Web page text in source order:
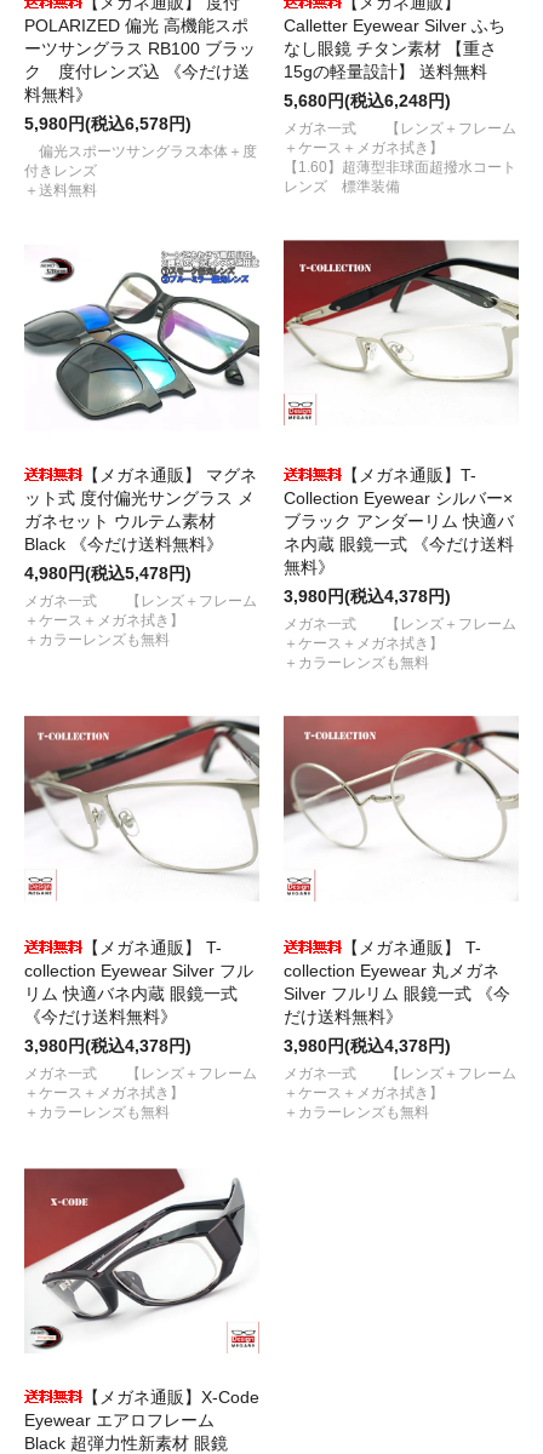
POLARIZED 偏光 高機能スポ
ーツサングラス RB100 ブラッ
ク 度付レンズ込 《今だけ送
料無料》
5,980円(税込6,578円)
偏光スポーツサングラス本体＋度
付きレンズ
＋送料無料
Calletter Eyewear Silver ふち
なし眼鏡 チタン素材 【重さ
15gの軽量設計】 送料無料
5,680円(税込6,248円)
メガネ一式 【レンズ＋フレーム
＋ケース＋メガネ拭き】
【1.60】超薄型非球面超撥水コート
レンズ 標準装備
【メガネ通販】 マグネ
ット式 度付偏光サングラス メ
ガネセット ウルテム素材
Black 《今だけ送料無料》
4,980円(税込5,478円)
メガネ一式 【レンズ＋フレーム
＋ケース＋メガネ拭き】
＋カラーレンズも無料
【メガネ通販】T-
Collection Eyewear シルバー×
ブラック アンダーリム 快適バ
ネ内蔵 眼鏡一式 《今だけ送料
無料》
3,980円(税込4,378円)
メガネ一式 【レンズ＋フレーム
＋ケース＋メガネ拭き】
＋カラーレンズも無料
【メガネ通販】 T-
collection Eyewear Silver フル
リム 快適バネ内蔵 眼鏡一式
《今だけ送料無料》
3,980円(税込4,378円)
メガネ一式 【レンズ＋フレーム
＋ケース＋メガネ拭き】
＋カラーレンズも無料
【メガネ通販】 T-
collection Eyewear 丸メガネ
Silver フルリム 眼鏡一式 《今
だけ送料無料》
3,980円(税込4,378円)
メガネ一式 【レンズ＋フレーム
＋ケース＋メガネ拭き】
＋カラーレンズも無料
【メガネ通販】X-Code
Eyewear エアロフレーム
Black 超弾力性新素材 眼鏡